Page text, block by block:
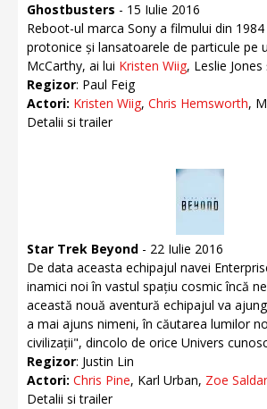
Ghostbusters - 15 Iulie 2016
Reboot-ul marca Sony a filmului din
protonice și lansatoarele de particule pe
McCarthy, ai lui Kristen Wiig, Leslie
Regizor: Paul Feig
Actori: Kristen Wiig, Chris Hemsworth,
Detalii si trailer
Star Trek Beyond - 22 Iulie 2016
De data aceasta echipajul navei
inamici noi în vastul spațiu cosmic încă
această nouă aventură echipajul va
a mai ajuns nimeni, în căutarea lumilor
civilizații", dincolo de orice Univers
Regizor: Justin Lin
Actori: Chris Pine, Karl Urban, Zoe
Detalii si trailer